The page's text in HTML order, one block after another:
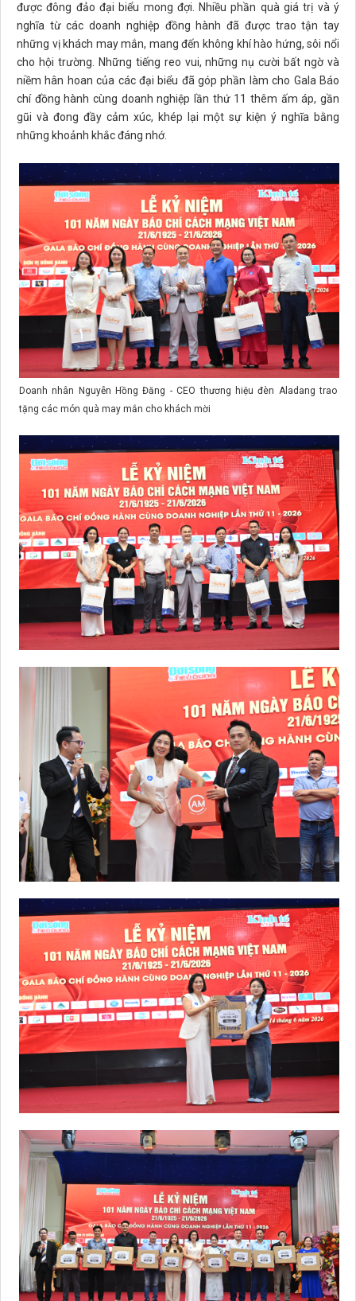
được đông đảo đại biểu mong đợi. Nhiều phần quà giá trị và ý
nghĩa từ các doanh nghiệp đồng hành đã được trao tận tay
những vị khách may mắn, mang đến không khí hào hứng, sôi nổi
cho hội trường. Những tiếng reo vui, những nụ cười bất ngờ và
niềm hân hoan của các đại biểu đã góp phần làm cho Gala Báo
chí đồng hành cùng doanh nghiệp lần thứ 11 thêm ấm áp, gần
gũi và đong đầy cảm xúc, khép lại một sự kiện ý nghĩa bằng
những khoảnh khắc đáng nhớ.
Doanh nhân Nguyễn Hồng Đăng - CEO thương hiệu đèn Aladang trao
tặng các món quà may mắn cho khách mời